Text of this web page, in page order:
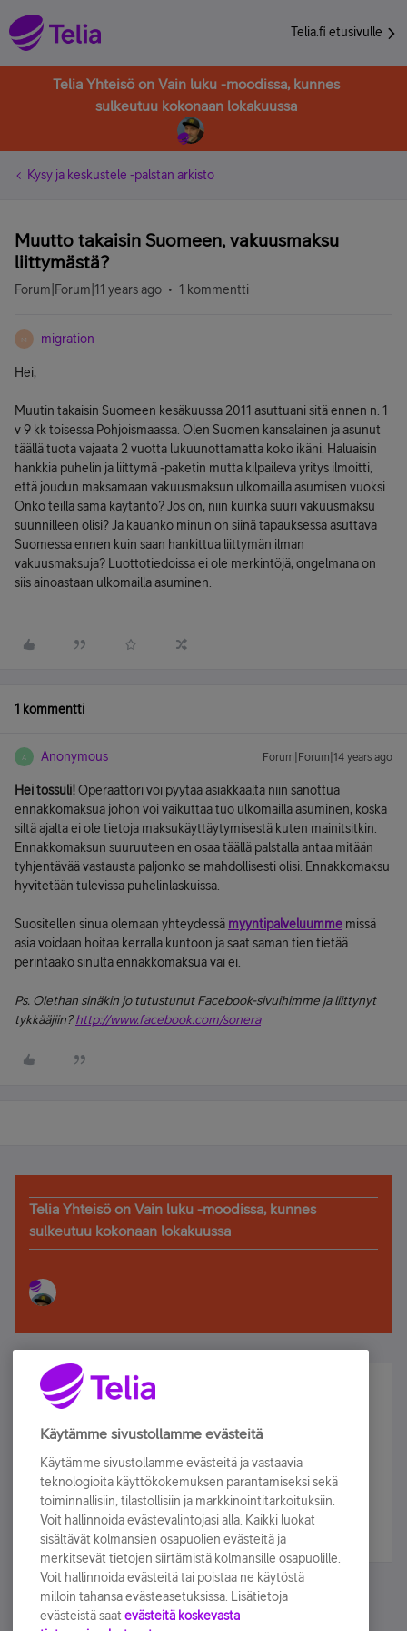
Telia.fi etusivulle
Telia Yhteisö on Vain luku -moodissa, kunnes
sulkeutuu kokonaan lokakuussa
Kysy ja keskustele -palstan arkisto
Muutto takaisin Suomeen, vakuusmaksu
liittymästä?
Forum|Forum|11 years ago 1 kommentti
M migration
Hei,
Muutin takaisin Suomeen kesäkuussa 2011 asuttuani sitä ennen n. 1
v 9 kk toisessa Pohjoismaassa. Olen Suomen kansalainen ja asunut
täällä tuota vajaata 2 vuotta lukuunottamatta koko ikäni. Haluaisin
hankkia puhelin ja liittymä -paketin mutta kilpaileva yritys ilmoitti,
että joudun maksamaan vakuusmaksun ulkomailla asumisen vuoksi.
Onko teillä sama käytäntö? Jos on, niin kuinka suuri vakuusmaksu
suunnilleen olisi? Ja kauanko minun on siinä tapauksessa asuttava
Suomessa ennen kuin saan hankittua liittymän ilman
vakuusmaksuja? Luottotiedoissa ei ole merkintöjä, ongelmana on
siis ainoastaan ulkomailla asuminen.
1 kommentti
A Anonymous Forum|Forum|14 years ago
Hei tossuli!Operaattori voi pyytää asiakkaalta niin sanottua
ennakkomaksua johon voi vaikuttaa tuo ulkomailla asuminen, koska
siltä ajalta ei ole tietoja maksukäyttäytymisestä kuten mainitsitkin.
Ennakkomaksun suuruuteen en osaa täällä palstalla antaa mitään
tyhjentävää vastausta paljonko se mahdollisesti olisi. Ennakkomaksu
hyvitetään tulevissa puhelinlaskuissa.
Suositellen sinua olemaan yhteydessä myyntipalveluumme missä
asia voidaan hoitaa kerralla kuntoon ja saat saman tien tietää
perintääkö sinulta ennakkomaksua vai ei.
Ps. Olethan sinäkin jo tutustunut Facebook-sivuihimme ja liittynyt
tykkääjiin?http://www.facebook.com/sonera
Telia Yhteisö on Vain luku -moodissa, kunnes
sulkeutuu kokonaan lokakuussa
Älä jää paitsi – osallistu ja voita!
Tilaa Telian uutiskirje ja olet mukana arvonnassa.
sähköpostiisi.
Tilaa nyt
Käytämme sivustollamme evästeitä
Käytämme sivustollamme evästeitä ja vastaavia
teknologioita käyttökokemuksen parantamiseksi sekä
toiminnallisiin, tilastollisiin ja markkinointitarkoituksiin.
Voit hallinnoida evästevalintojasi alla. Kaikki luokat
sisältävät kolmansien osapuolien evästeitä ja
merkitsevät tietojen siirtämistä kolmansille osapuolille.
Voit hallinnoida evästeitä tai poistaa ne käytöstä
milloin tahansa evästeasetuksissa. Lisätietoja
evästeistä saat evästeitä koskevasta